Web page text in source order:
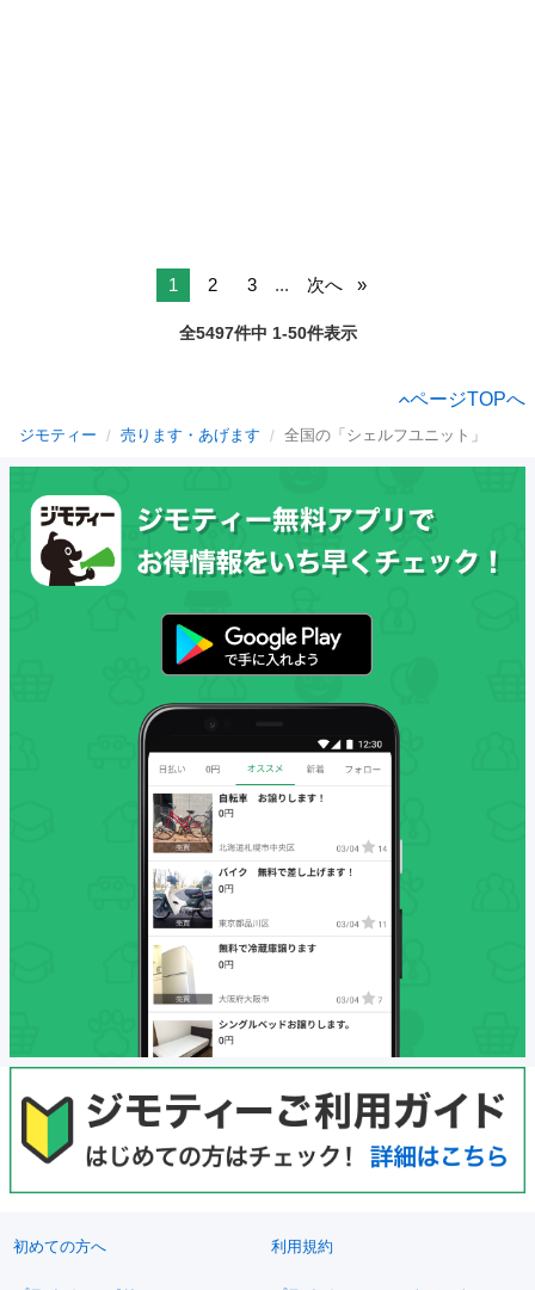
1 2 3 ... 次へ
全5497件中 1-50件表示
ページTOPへ
ジモティー 売ります・あげます 全国の「シェルフユニット」
初めての方へ 利用規約